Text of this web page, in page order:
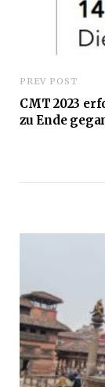
PREV POST
CMT 2023
zu Ende